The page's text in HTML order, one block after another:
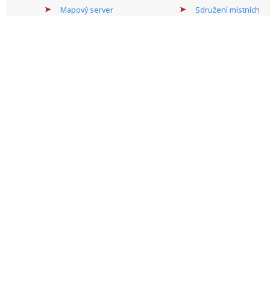
Mapový server
Sdružení místních